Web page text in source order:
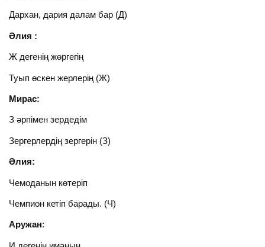
Дархан, дария далам бар (Д)
Әлия :
Ж дегенің жөргегің
Туып өскен жерлерің (Ж)
Мирас:
З әрпімен зердедім
Зергерлердің зергерін (З)
Әлия:
Чемоданын көтеріп
Чемпион кетіп барады. (Ч)
Аружан: